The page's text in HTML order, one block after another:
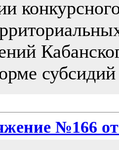
субсидий
№166 от